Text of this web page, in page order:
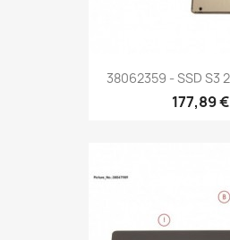
38062359 - SSD S3
177,89 €